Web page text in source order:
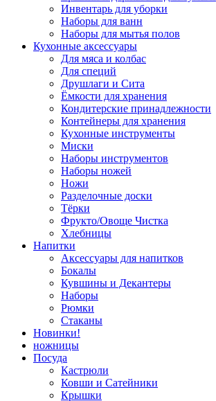
Инвентарь для уборки
Наборы для ванн
Наборы для мытья полов
Кухонные аксессуары
Для мяса и колбас
Для специй
Друшлаги и Сита
Ёмкости для хранения
Кондитерские принадлежности
Контейнеры для хранения
Кухонные инструменты
Миски
Наборы инструментов
Наборы ножей
Ножи
Разделочные доски
Тёрки
Фрукто/Овоще Чистка
Хлебницы
Напитки
Аксессуары для напитков
Бокалы
Кувшины и Декантеры
Наборы
Рюмки
Стаканы
Новинки!
ножницы
Посуда
Кастрюли
Ковши и Сатейники
Крышки